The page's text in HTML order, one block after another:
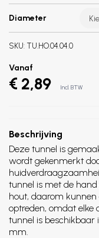
Diameter
SKU: TU.HO.04.04.0
Vanaf
€ 2,89 Incl. BTW
Beschrijving
Deze tunnel is
wordt gekenmerkt
tunnel is met de
hout, daarom
optreden, omdat elke
tunnel is beschikbaar
mm.